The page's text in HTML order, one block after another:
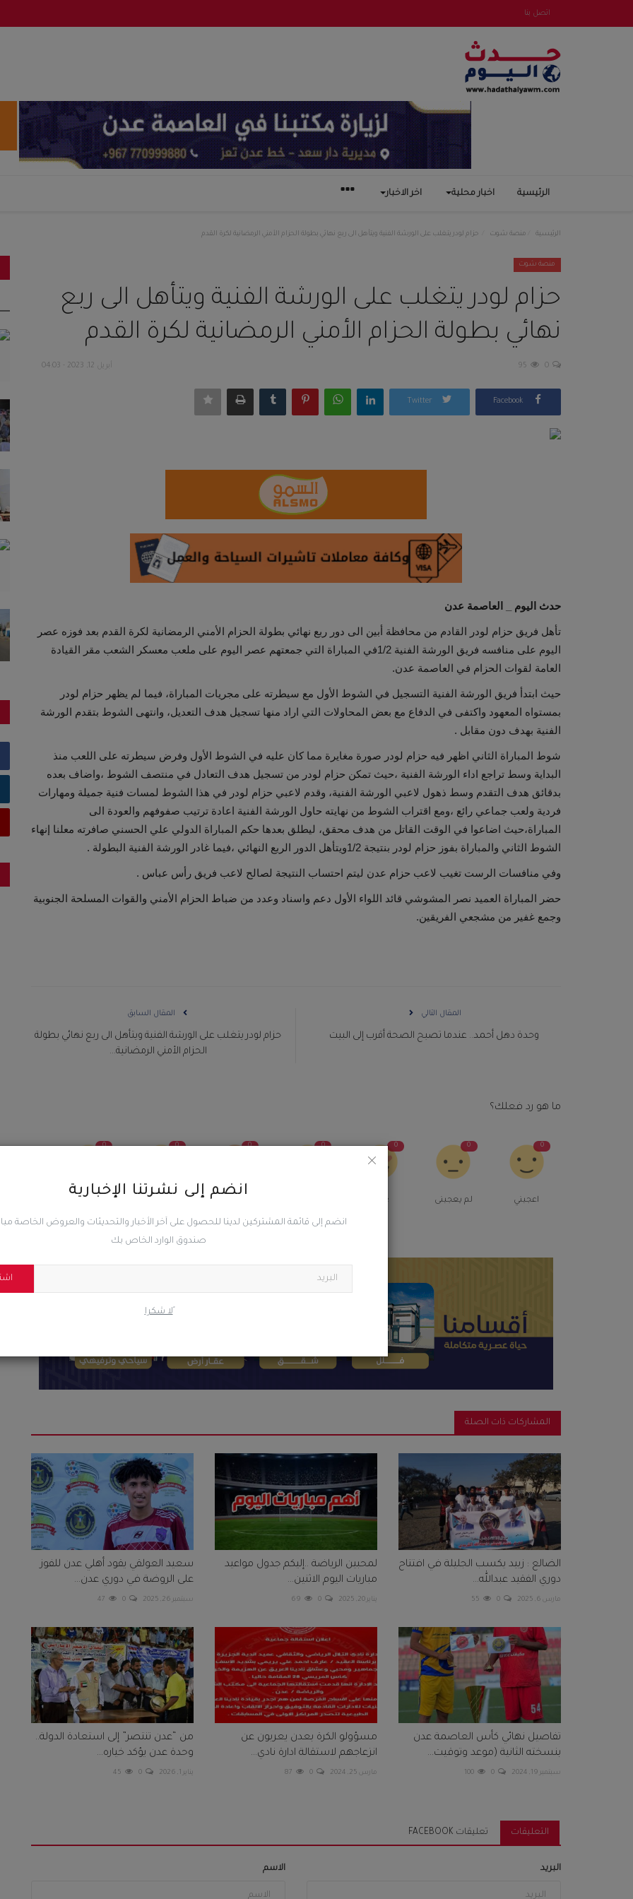
اتصل بنا
الرئيسية اخبار محلية اخر الاخبار
انضم إلى نشرتنا الإخبارية
انضم إلى قائمة المشتركين لدينا للحصول على آخر الأخبار والتحديثات والعروض الخاصة
صندوق الوارد الخاص بك
ًلا شكرا
الرئيسية منصة شوت حزام لودر يتغلب على الورشة الفنية ويتأهل الى ربع نهائي بطولة الحزام الأمني الرمضانية لكرة القدم
منصة شوت
حزام لودر يتغلب على الورشة الفنية ويتأهل الى ربع
نهائي بطولة الحزام الأمني الرمضانية لكرة القدم
أبريل 12, 2023 - 04:03 0
95
Facebook
Twitter
حدث اليوم _ العاصمة عدن
تأهل فريق حزام لودر القادم من محافظة أبين الى دور ربع نهائي بطولة الحزام الأمني الرمضانية لكرة القدم بعد فوزه عصر
اليوم على منافسه فريق الورشة الفنية 1/2في المباراة التي جمعتهم عصر اليوم على ملعب معسكر الشعب مقر القيادة
العامة لقوات الحزام في العاصمة عدن.
حيث ابتدأ فريق الورشة الفنية التسجيل في الشوط الأول مع سيطرته على مجريات المباراة، فيما لم يظهر حزام لودر
بمستواه المعهود واكتفى في الدفاع مع بعض المحاولات التي اراد منها تسجيل هدف التعديل، وانتهى الشوط بتقدم الورشة
الفنية بهدف دون مقابل .
شوط المباراة الثاني اظهر فيه حزام لودر صورة مغايرة مما كان عليه في الشوط الأول وفرض سيطرته على اللعب منذ
البداية وسط تراجع اداء الورشة الفنية ،حيث تمكن حزام لودر من تسجيل هدف التعادل في منتصف الشوط ،واضاف بعده
بدقائق هدف التقدم وسط ذهول لاعبي الورشة الفنية، وقدم لاعبي حزام لودر في هذا الشوط لمسات فنية جميلة ومهارات
فردية ولعب جماعي رائع ،ومع اقتراب الشوط من نهايته حاول الورشة الفنية اعادة ترتيب صفوفهم والعودة الى
المباراة،حيث اضاعوا في الوقت القاتل من هدف محقق، ليطلق بعدها حكم المباراة الدولي علي الحسني صافرته معلنا إنهاء
الشوط الثاني والمباراة بفوز حزام لودر بنتيجة 1/2ويتأهل الدور الربع النهائي ،فيما غادر الورشة الفنية البطولة .
وفي منافسات الرست تغيب لاعب حزام عدن ليتم احتساب النتيجة لصالح لاعب فريق رأس عباس .
حضر المباراة العميد نصر المشوشي قائد اللواء الأول دعم واسناد وعدد من ضباط الحزام الأمني والقوات المسلحة الجنوبية
وجمع غفير من مشجعي الفريقين.
المقال السابق
حزام لودر يتغلب على الورشة الفنية ويتأهل الى ربع نهائي بطولة
الحزام الأمني الرمضانية...
المقال التالي
وحدة دهل أحمد.. عندما تصبح الصحة أقرب إلى البيت
ما هو رد فعلك؟
0
اعجبني
0
لم يعجبنى
0
Love
0
0
0
0
المشاركات ذات الصلة
الضالع : زبيد يكسب الجليلة في افتتاح
دوري الفقيد عبدالله...
مارس 6, 2025 0
55
لمحبين الرياضة ..إليكم جدول مواعيد
مباريات اليوم الاثنين...
يناير 20, 2025 0
69
سعيد العولقي يقود أهلي عدن للفوز
على الروضة في دوري عدن...
سبتمبر 26, 2025 0
47
تفاصيل نهائي كأس العاصمة عدن
بنسخته الثانية (موعد وتوقيت...
سبتمبر 19, 2024 0
100
مسؤولو الكرة بعدن يعربون عن
انزعاجهم لاستقالة ادارة نادي...
مارس 25, 2024 0
87
من “عدن تنتصر” إلى استعادة الدولة..
وحدة عدن يؤكد خياره...
يناير 1, 2026 0
45
التعليقات تعليقات FACEBOOK
الاسم البريد